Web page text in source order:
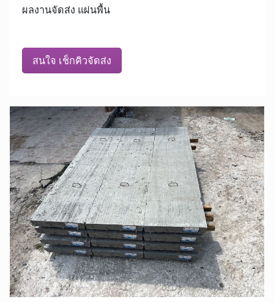
ผลงานจัดส่ง แผ่นพื้น
สนใจ เช็กคิวจัดส่ง